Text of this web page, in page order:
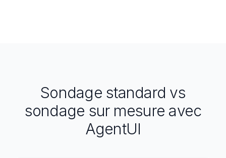
Sondage standard vs
sondage sur mesure avec
AgentUI